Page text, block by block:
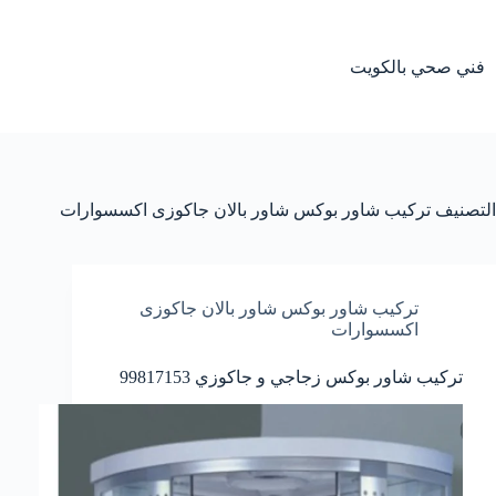
فني صحي بالكويت
التصنيف تركيب شاور بوكس شاور بالان جاكوزى اكسسوارات
تركيب شاور بوكس شاور بالان جاكوزى
اكسسوارات
تركيب شاور بوكس زجاجي و جاكوزي 99817153